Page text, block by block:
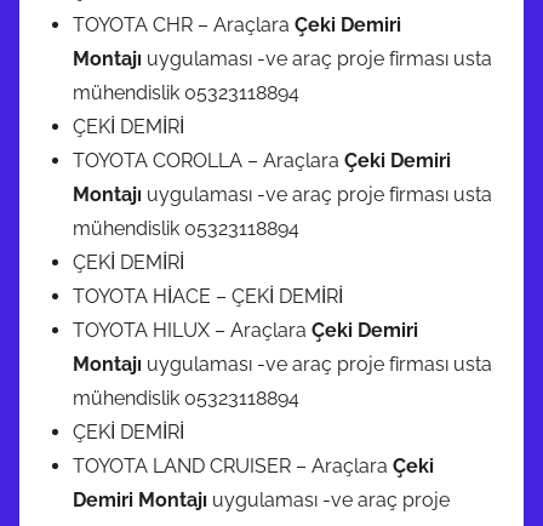
TOYOTA CHR – Araçlara Çeki Demiri
Montajı uygulaması -ve araç proje firması usta
mühendislik 05323118894
ÇEKİ DEMİRİ
TOYOTA COROLLA – Araçlara Çeki Demiri
Montajı uygulaması -ve araç proje firması usta
mühendislik 05323118894
ÇEKİ DEMİRİ
TOYOTA HİACE – ÇEKİ DEMİRİ
TOYOTA HILUX – Araçlara Çeki Demiri
Montajı uygulaması -ve araç proje firması usta
mühendislik 05323118894
ÇEKİ DEMİRİ
TOYOTA LAND CRUISER – Araçlara Çeki
Demiri Montajı uygulaması -ve araç proje